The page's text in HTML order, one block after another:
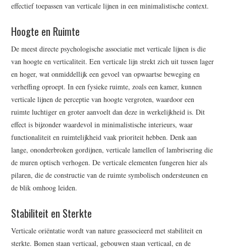
effectief toepassen van verticale lijnen in een minimalistische context.
Hoogte en Ruimte
De meest directe psychologische associatie met verticale lijnen is die
van hoogte en verticaliteit. Een verticale lijn strekt zich uit tussen lager
en hoger, wat onmiddellijk een gevoel van opwaartse beweging en
verheffing oproept. In een fysieke ruimte, zoals een kamer, kunnen
verticale lijnen de perceptie van hoogte vergroten, waardoor een
ruimte luchtiger en groter aanvoelt dan deze in werkelijkheid is. Dit
effect is bijzonder waardevol in minimalistische interieurs, waar
functionaliteit en ruimtelijkheid vaak prioriteit hebben. Denk aan
lange, ononderbroken gordijnen, verticale lamellen of lambrisering die
de muren optisch verhogen. De verticale elementen fungeren hier als
pilaren, die de constructie van de ruimte symbolisch ondersteunen en
de blik omhoog leiden.
Stabiliteit en Sterkte
Verticale oriëntatie wordt van nature geassocieerd met stabiliteit en
sterkte. Bomen staan verticaal, gebouwen staan verticaal, en de